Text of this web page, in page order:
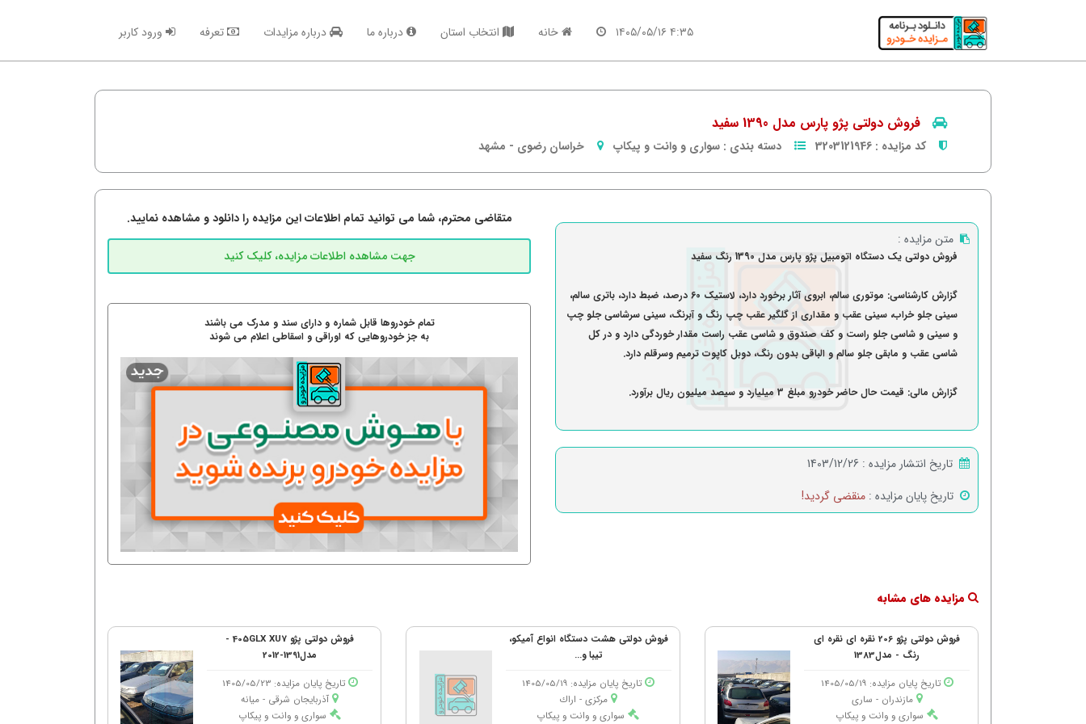
۴:۳۵ ۱۴۰۵/۰۵/۱۶ خانه انتخاب استان درباره ما درباره مزایدات تعرفه ورود کاربر
فروش دولتی پژو پارس مدل 1390 سفید
کد مزایده : 3203121946 دسته بندی : سواری و وانت و پیکاپ خراسان رضوی - مشهد
متن مزایده :
فروش دولتی یک دستگاه اتومبیل پژو پارس مدل 1390 رنگ سفید
گزارش کارشناسی: موتوری سالم، ابروی آثار برخورد دارد، لاستیک 60 درصد، ضبط دارد، باتری سالم،
سینی جلو خراب، سینی عقب و مقداری از گلگیر عقب چپ رنگ و آبرنگ، سینی سرشاسی جلو چپ
و سینی و شاسی جلو راست و کف صندوق و شاسی عقب راست مقدار خوردگی دارد و در کل
شاسی عقب و مابقی جلو سالم و الباقی بدون رنگ، دوبل کاپوت ترمیم وسرقلم دارد.
گزارش مالی: قیمت حال حاضر خودرو مبلغ 3 میلیارد و سیصد میلیون ریال برآورد.
تاریخ انتشار مزایده : 1403/12/26
تاریخ پایان مزایده : منقضی گردید!
متقاضی محترم، شما می توانید تمام اطلاعات این مزایده را دانلود و مشاهده نمایید.
تمام خودروها قابل شماره و دارای سند و مدرک می باشند
به جز خودروهایی که اوراقی و اسقاطی اعلام می شوند
مزایده های مشابه
فروش دولتی پژو 206 نقره ای نقره ای
رنگ - مدل1383
تاریخ پایان مزایده: 1405/05/19
مازندران - ساری
سواری و وانت و پیکاپ
فروش دولتی هشت دستگاه انواع آمیکو،
تیبا و...
تاریخ پایان مزایده: 1405/05/19
مرکزی - اراك
سواری و وانت و پیکاپ
فروش دولتی پژو 405GLX XU7 -
مدل1391-2012
تاریخ پایان مزایده: 1405/05/23
آذربایجان شرقی - میانه
سواری و وانت و پیکاپ